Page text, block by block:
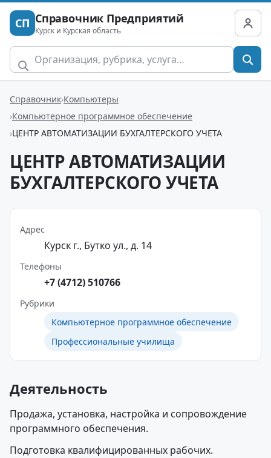
СП Справочник Предприятий
Курск и Курская область
Справочник Компьютеры
Компьютерное программное обеспечение
ЦЕНТР АВТОМАТИЗАЦИИ БУХГАЛТЕРСКОГО УЧЕТА
ЦЕНТР АВТОМАТИЗАЦИИ
БУХГАЛТЕРСКОГО УЧЕТА
Адрес
Курск г., Бутко ул., д. 14
Телефоны
+7 (4712) 510766
Рубрики
Компьютерное программное обеспечение
Профессиональные училища
Деятельность
Продажа, установка, настройка и сопровождение
программного обеспечения.
Подготовка квалифицированных рабочих.